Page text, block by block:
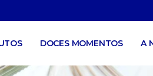
DOCES MOMENTOS A